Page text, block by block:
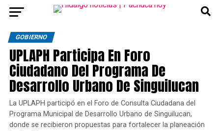
GOBIERNO
UPLAPH Participa En Foro
Ciudadano Del Programa De
Desarrollo Urbano De Singuilucan
La UPLAPH participó en el Foro de Consulta Ciudadana del
Programa Municipal de Desarrollo Urbano de Singuilucan,
donde se recibieron propuestas para fortalecer la planeación